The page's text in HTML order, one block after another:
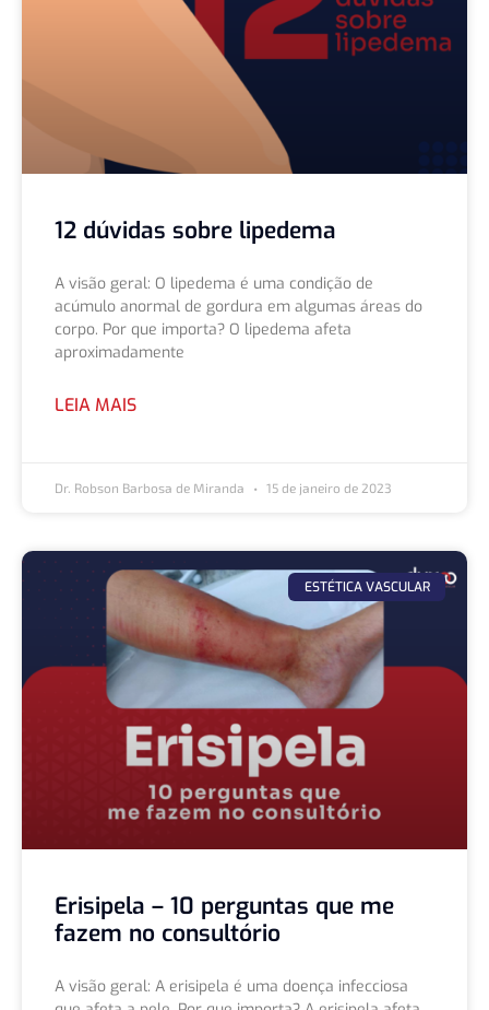
12 dúvidas sobre lipedema
A visão geral: O lipedema é uma condição de
acúmulo anormal de gordura em algumas áreas do
corpo. Por que importa? O lipedema afeta
aproximadamente
LEIA MAIS
Dr. Robson Barbosa de Miranda 15 de janeiro de 2023
ESTÉTICA VASCULAR
Erisipela – 10 perguntas que me
fazem no consultório
A visão geral: A erisipela é uma doença infecciosa